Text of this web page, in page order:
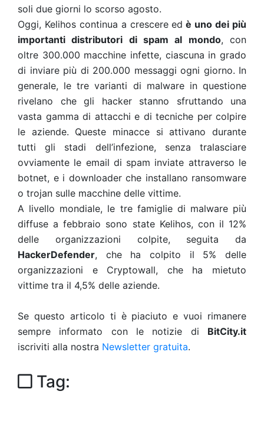
soli due giorni lo scorso agosto.
Oggi, Kelihos continua a crescere ed è uno dei più
importanti distributori di spam al mondo, con
oltre 300.000 macchine infette, ciascuna in grado
di inviare più di 200.000 messaggi ogni giorno. In
generale, le tre varianti di malware in questione
rivelano che gli hacker stanno sfruttando una
vasta gamma di attacchi e di tecniche per colpire
le aziende. Queste minacce si attivano durante
tutti gli stadi dell’infezione, senza tralasciare
ovviamente le email di spam inviate attraverso le
botnet, e i downloader che installano ransomware
o trojan sulle macchine delle vittime.
A livello mondiale, le tre famiglie di malware più
diffuse a febbraio sono state Kelihos, con il 12%
delle organizzazioni colpite, seguita da
HackerDefender, che ha colpito il 5% delle
organizzazioni e Cryptowall, che ha mietuto
vittime tra il 4,5% delle aziende.
Se questo articolo ti è piaciuto e vuoi rimanere
sempre informato con le notizie di BitCity.it
iscriviti alla nostra Newsletter gratuita.
Tag: